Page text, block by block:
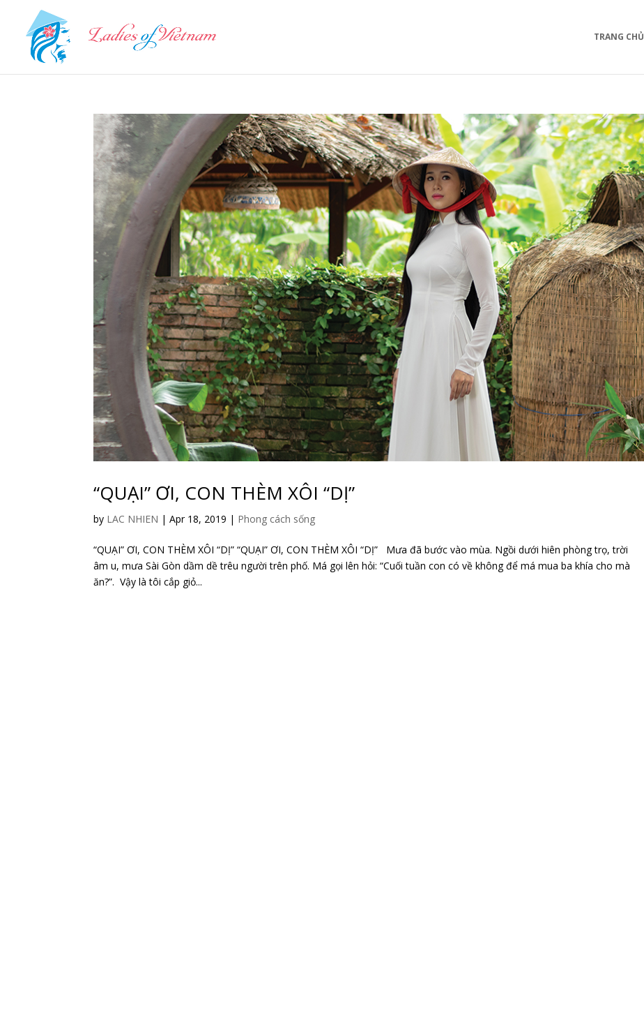
TRANG CHỦ
“QUẠI” ƠI, CON THÈM XÔI “DỊ”
by LAC NHIEN |Apr 18, 2019 | Phong cách sống
“QUẠI” ƠI, CON THÈM XÔI “DỊ” “QUẠI” ƠI, CON THÈM XÔI “DỊ” Mưa đã bước vào mùa. Ngồi dưới hiên phòng trọ, trời
âm u, mưa Sài Gòn dầm dề trêu người trên phố. Má gọi lên hỏi: “Cuối tuần con có về không để má mua ba khía cho mà
ăn?”. Vậy là tôi cắp giỏ...